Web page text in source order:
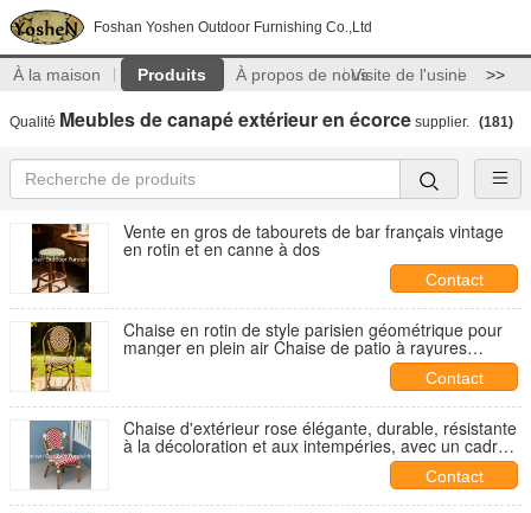
Foshan Yoshen Outdoor Furnishing Co.,Ltd
À la maison Produits À propos de nousVisite de l'usine >>
Qualité Meubles de canapé extérieur en écorce supplier. (181)
Vente en gros de tabourets de bar français vintage
en rotin et en canne à dos
Contact
Chaise en rotin de style parisien géométrique pour
manger en plein air Chaise de patio à rayures
Contact
Chaise d'extérieur rose élégante, durable, résistante
à la décoloration et aux intempéries, avec un cadre
en aluminium robuste pour votre patio
Contact